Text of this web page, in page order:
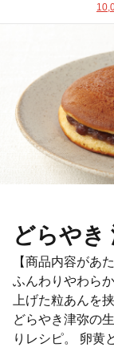
どらやき
【商品内容があ
ふんわりやわら
上げた粒あんを
どらやき津弥の
りレシピ。 卵黄